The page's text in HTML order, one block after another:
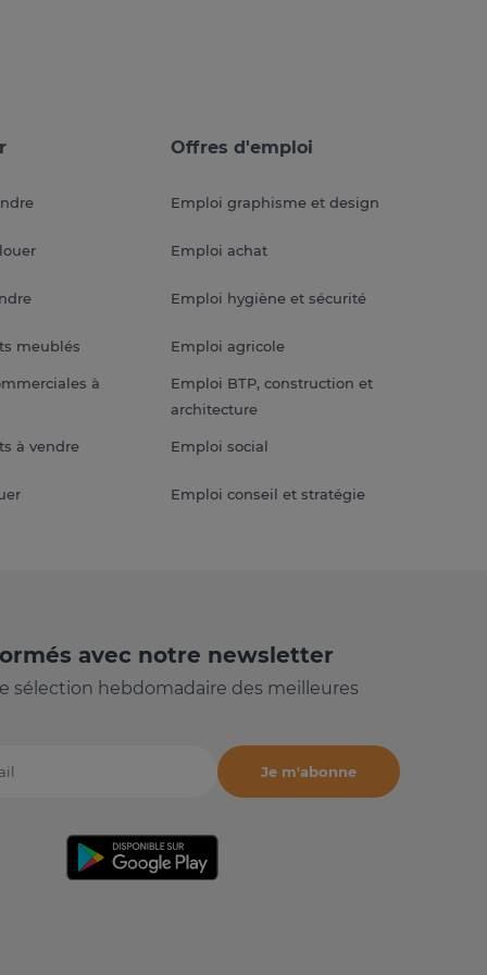
meublés
à
à vendre
Offres d'emploi
Emploi graphisme et design
Emploi achat
Emploi hygiène et sécurité
Emploi agricole
Emploi BTP, construction et
architecture
Emploi social
Emploi conseil et stratégie
avec notre newsletter
sélection hebdomadaire des meilleures
Je m'abonne